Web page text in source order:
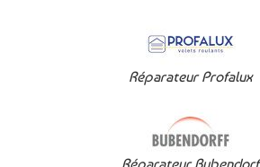
Réparateur Profalux
Réparateur Bubendorf